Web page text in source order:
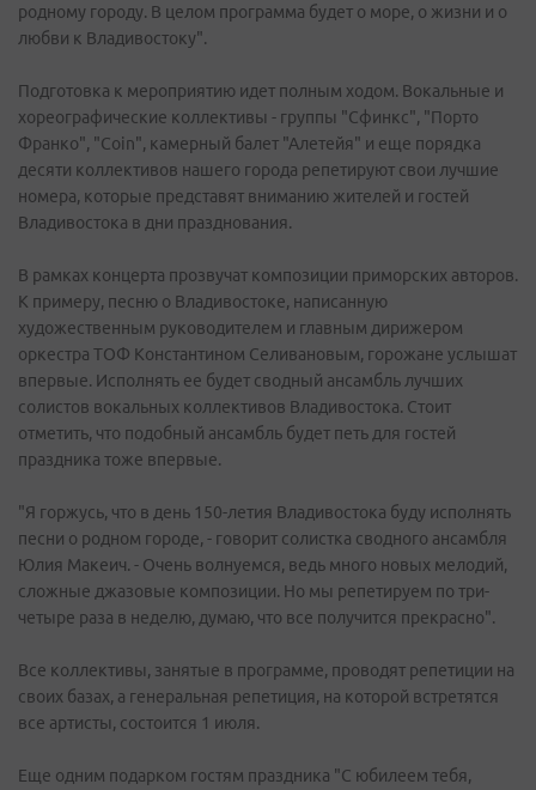
родному городу. В целом программа будет о море, о жизни и о
любви к Владивостоку".
Подготовка к мероприятию идет полным ходом. Вокальные и
хореографические коллективы - группы "Сфинкс", "Порто
Франко", "Coin", камерный балет "Алетейя" и еще порядка
десяти коллективов нашего города репетируют свои лучшие
номера, которые представят вниманию жителей и гостей
Владивостока в дни празднования.
В рамках концерта прозвучат композиции приморских авторов.
К примеру, песню о Владивостоке, написанную
художественным руководителем и главным дирижером
оркестра ТОФ Константином Селивановым, горожане услышат
впервые. Исполнять ее будет сводный ансамбль лучших
солистов вокальных коллективов Владивостока. Стоит
отметить, что подобный ансамбль будет петь для гостей
праздника тоже впервые.
"Я горжусь, что в день 150-летия Владивостока буду исполнять
песни о родном городе, - говорит солистка сводного ансамбля
Юлия Макеич. - Очень волнуемся, ведь много новых мелодий,
сложные джазовые композиции. Но мы репетируем по три-
четыре раза в неделю, думаю, что все получится прекрасно".
Все коллективы, занятые в программе, проводят репетиции на
своих базах, а генеральная репетиция, на которой встретятся
все артисты, состоится 1 июля.
Еще одним подарком гостям праздника "С юбилеем тебя,